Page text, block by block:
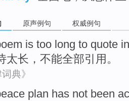
原声例句 权威例句
is too long to quote
太长 ，不能全部引用 。
典》
plan has not been